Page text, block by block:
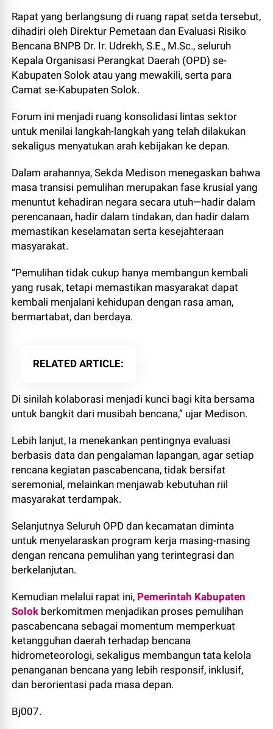
Rapat yang berlangsung di ruang rapat setda tersebut,
dihadiri oleh Direktur Pemetaan dan Evaluasi Risiko
Bencana BNPB Dr. Ir. Udrekh, S.E., M.Sc., seluruh
Kepala Organisasi Perangkat Daerah (OPD) se-
Kabupaten Solok atau yang mewakili, serta para
Camat se-Kabupaten Solok.
Forum ini menjadi ruang konsolidasi lintas sektor
untuk menilai langkah-langkah yang telah dilakukan
sekaligus menyatukan arah kebijakan ke depan.
Dalam arahannya, Sekda Medison menegaskan bahwa
masa transisi pemulihan merupakan fase krusial yang
menuntut kehadiran negara secara utuh—hadir dalam
perencanaan, hadir dalam tindakan, dan hadir dalam
memastikan keselamatan serta kesejahteraan
masyarakat.
“Pemulihan tidak cukup hanya membangun kembali
yang rusak, tetapi memastikan masyarakat dapat
kembali menjalani kehidupan dengan rasa aman,
bermartabat, dan berdaya.
RELATED ARTICLE
Di sinilah kolaborasi menjadi kunci bagi kita bersama
untuk bangkit dari musibah bencana,” ujar Medison.
Lebih lanjut, Ia menekankan pentingnya evaluasi
berbasis data dan pengalaman lapangan, agar setiap
rencana kegiatan pascabencana, tidak bersifat
seremonial, melainkan menjawab kebutuhan riil
masyarakat terdampak.
Selanjutnya Seluruh OPD dan kecamatan diminta
untuk menyelaraskan program kerja masing-masing
dengan rencana pemulihan yang terintegrasi dan
berkelanjutan.
Kemudian melalui rapat ini, Pemerintah Kabupaten
Solok berkomitmen menjadikan proses pemulihan
pascabencana sebagai momentum memperkuat
ketangguhan daerah terhadap bencana
hidrometeorologi, sekaligus membangun tata kelola
penanganan bencana yang lebih responsif, inklusif,
dan berorientasi pada masa depan.
Bj007.